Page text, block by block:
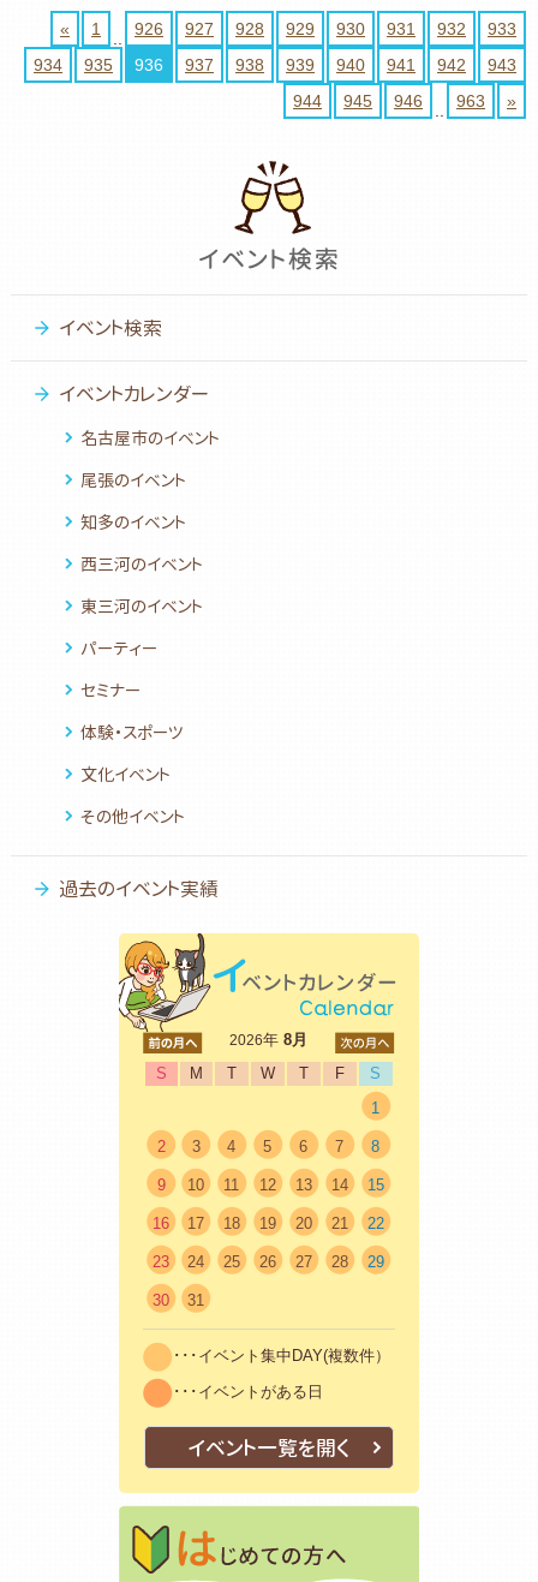
« 1 926 927 928 929 930 931 932
933
934
935 936 937 938 939 940 941 942
943
944
945 946 963 »
イベント検索
イベントカレンダー
名古屋市のイベント
尾張のイベント
知多のイベント
西三河のイベント
東三河のイベント
パーティー
セミナー
体験・スポーツ
文化イベント
その他イベント
過去のイベント実績
2026年8月
S
M T W T F
S
1
2 3 4 5 6 7 8
9 10 11 12 13 14 15
16 17 18 19 20 21 22
23 24 25 26 27 28 29
30 31
･･･イベント集中DAY(複数件）
･･･イベントがある日
イベント一覧を開く
はじめての方